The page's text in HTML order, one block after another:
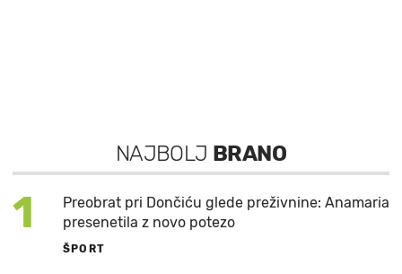
NAJBOLJ BRANO
1
Preobrat pri Dončiću glede preživnine: Anamaria
presenetila z novo potezo
ŠPORT